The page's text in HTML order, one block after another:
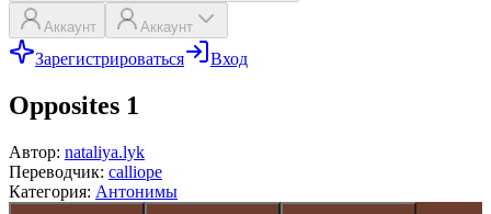
Аккаунт Аккаунт
Зарегистрироваться Вход
Opposites 1
Автор: nataliya.lyk
Переводчик: calliope
Категория: Антонимы